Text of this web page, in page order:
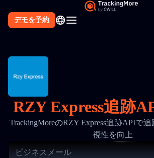
デモを予約
RZY Express追跡
TrackingMoreのRZY Express追跡APIで
視性を向上